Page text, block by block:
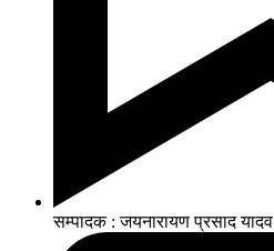
सम्पादक : जयनारायण प्रसाद यादव